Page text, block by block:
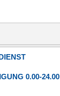
0.00-24.00